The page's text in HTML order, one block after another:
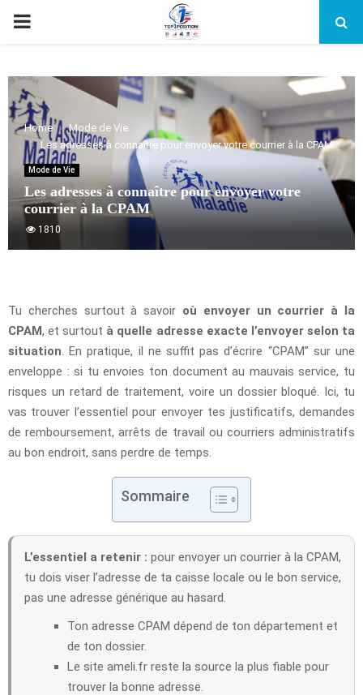
PRIMARY
Home
Mode de Vie
Les adresses à connaître pour envoyer votre courrier à la CPAM
Mode de Vie
Les adresses à connaître pour envoyer votre
courrier à la CPAM
1810
Tu cherches surtout à savoir où envoyer un courrier à la
CPAM, et surtout à quelle adresse exacte l’envoyer selon ta
situation . En pratique, il ne suffit pas d’écrire “CPAM” sur une
enveloppe : si tu envoies ton document au mauvais service, tu
risques un retard de traitement, voire un dossier bloqué. Ici, tu
vas trouver l’essentiel pour envoyer tes justificatifs, demandes
de remboursement, arrêts de travail ou courriers administratifs
au bon endroit, sans perdre de temps.
Sommaire
L’essentiel a retenir : pour envoyer un courrier à la CPAM,
tu dois viser l’adresse de ta caisse locale ou le bon service,
pas une adresse générique au hasard.
Ton adresse CPAM dépend de ton département et
de ton dossier.
Le site ameli.fr reste la source la plus fiable pour
trouver la bonne adresse.